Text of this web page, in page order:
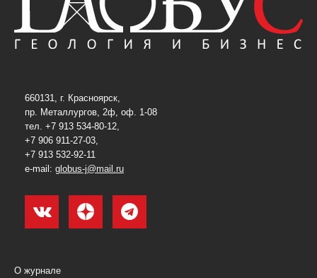
660131, г. Красноярск,
пр. Металлургов, 2ф, оф. 1-08
тел. +7 913 534-80-12,
+7 906 911-27-03,
+7 913 532-92-11
e-mail: globus-j@mail.ru
О журнале